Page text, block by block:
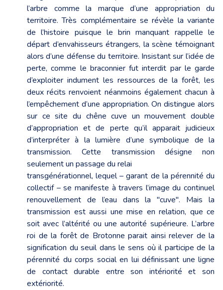
l’arbre comme la marque d’une appropriation du
territoire. Très complémentaire se révèle la variante
de l’histoire puisque le brin manquant rappelle le
départ d’envahisseurs étrangers, la scène témoignant
alors d’une défense du territoire. Insistant sur l’idée de
perte, comme le braconnier fut interdit par le garde
d’exploiter indument les ressources de la forêt, les
deux récits renvoient néanmoins également chacun à
l’empêchement d’une appropriation. On distingue alors
sur ce site du chêne cuve un mouvement double
d’appropriation et de perte qu’il apparait judicieux
d’interpréter à la lumière d’une symbolique de la
transmission. Cette transmission désigne non
seulement un passage du relai
transgénérationnel, lequel – garant de la pérennité du
collectif – se manifeste à travers l’image du continuel
renouvellement de l’eau dans la "cuve". Mais la
transmission est aussi une mise en relation, que ce
soit avec l’altérité ou une autorité supérieure. L’arbre
roi de la forêt de Brotonne parait ainsi relever de la
signification du seuil dans le sens où il participe de la
pérennité du corps social en lui définissant une ligne
de contact durable entre son intériorité et son
extériorité.